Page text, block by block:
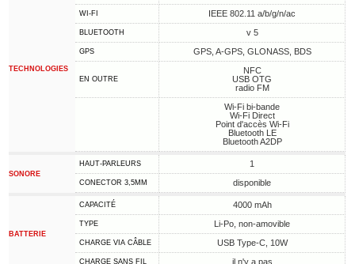
TECHNOLOGIES
WI-FI IEEE 802.11 a/b/g/n/ac
BLUETOOTH v 5
GPS GPS, A-GPS, GLONASS, BDS
EN OUTRE
NFC
USB OTG
radio FM
Wi-Fi bi-bande
Wi-Fi Direct
Point d'accès Wi-Fi
Bluetooth LE
Bluetooth A2DP
SONORE
HAUT-PARLEURS 1
CONECTOR 3,5MM disponible
BATTERIE
CAPACITÉ 4000 mAh
TYPE Li-Po, non-amovible
CHARGE VIA CÂBLE USB Type-C, 10W
CHARGE SANS FIL il n'y a pas